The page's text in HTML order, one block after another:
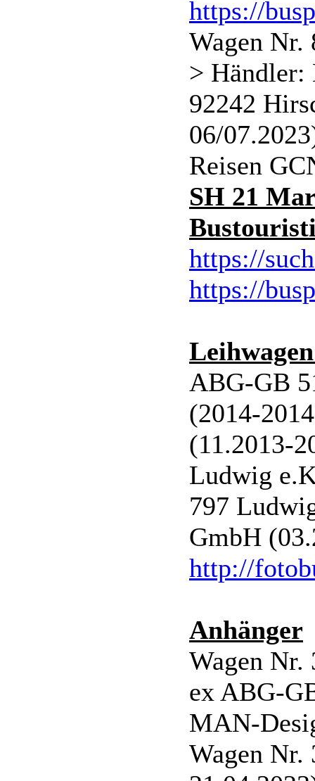
https://
Wagen
> Händler:
92242
06/
Reisen
SH 21
https://
https://
ABG-GB
(2014-
(11.2013-
Ludwig
797
GmbH
http://
Anhänger
Wagen
ex ABG-
MAN-
Wagen